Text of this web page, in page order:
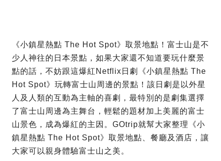
《小鎮星熱點 The Hot Spot》取景地點！富士山是不
少人神往的日本景點，如果大家還不知道要玩什麼景
點的話，不妨跟這爆紅Netflix日劇《小鎮星熱點 The
Hot Spot》玩轉富士山周邊的景點！該日劇是以外星
人及人類的互動為主軸的喜劇，最特別的是劇集選擇
了富士山周邊為主舞台，輕鬆的題材加上美麗的富士
山景色，成為爆紅的主因。GOtrip就幫大家整理《小
鎮星熱點 The Hot Spot》取景地點、餐廳及酒店，讓
大家可以親身體驗富士山之美。